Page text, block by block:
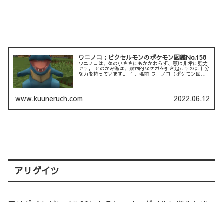
ワニノコ：ピクセルモンのポケモン図鑑No.158
ワニノコは、体の小ささにもかかわらず、顎は非常に強力
です。 そのかみ傷は、致命的なケガを引き起こすのに十分
な力を持っています。 １．名前 ワニノコ（ポケモン図鑑
www.kuuneruch.com 2022.06.12
アリゲイツ